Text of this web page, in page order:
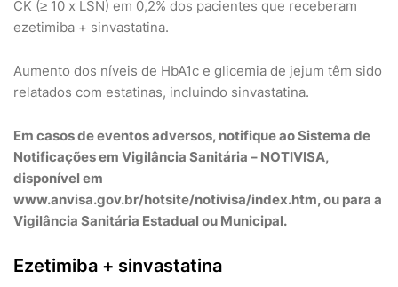
CK (≥ 10 x LSN) em 0,2% dos pacientes que receberam
ezetimiba + sinvastatina.
Aumento dos níveis de HbA1c e glicemia de jejum têm sido
relatados com estatinas, incluindo sinvastatina.
Em casos de eventos adversos, notifique ao Sistema de
Notificações em Vigilância Sanitária – NOTIVISA,
disponível em
www.anvisa.gov.br/hotsite/notivisa/index.htm, ou para a
Vigilância Sanitária Estadual ou Municipal.
Ezetimiba + sinvastatina